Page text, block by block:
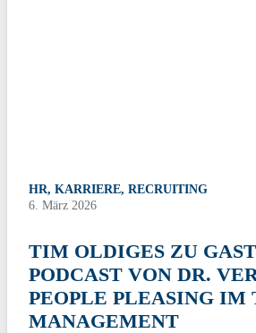
HR, KARRIERE, RECRUITING
6. März 2026
TIM OLDIGES ZU
PODCAST VON DR.
PEOPLE PLEASING IM
MANAGEMENT